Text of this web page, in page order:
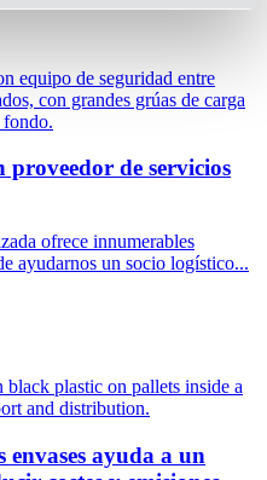
de servicios
ofrece innumerables
ayudarnos un socio logístico...
ayuda a un